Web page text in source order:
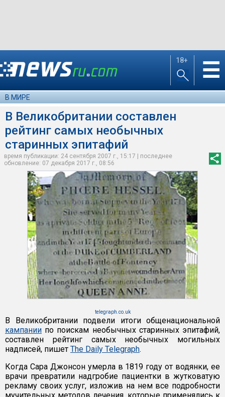
18+ ☰
В МИРЕ
В Великобритании составлен
рейтинг самых необычных
старинных эпитафий
время публикации: 24 сентября 2007 г., 15:17 | последнее
обновление: 07 декабря 2017 г., 08:56
telegraph.co.uk
В Великобритании подвели итоги общенациональной
кампании по поискам необычных старинных эпитафий,
составлен рейтинг самых необычных могильных
надписей, пишет The Daily Telegraph.
Когда Сара Джонсон умерла в 1819 году от водянки, ее
врачи превратили надгробие пациентки в жутковатую
рекламу своих услуг, изложив на нем все подробности
мучительных методов лечения, которые применялись к